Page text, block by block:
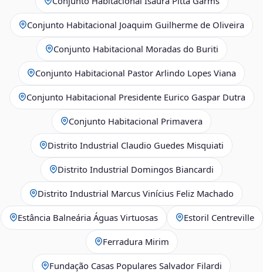
Conjunto Habitacional Joaquim Guilherme de Oliveira
Conjunto Habitacional Moradas do Buriti
Conjunto Habitacional Pastor Arlindo Lopes Viana
Conjunto Habitacional Presidente Eurico Gaspar Dutra
Conjunto Habitacional Primavera
Distrito Industrial Claudio Guedes Misquiati
Distrito Industrial Domingos Biancardi
Distrito Industrial Marcus Vinícius Feliz Machado
Estância Balneária Águas Virtuosas Estoril Centreville
Ferradura Mirim
Fundação Casas Populares Salvador Filardi